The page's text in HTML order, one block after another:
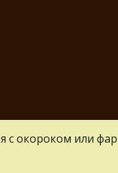
с окороком или